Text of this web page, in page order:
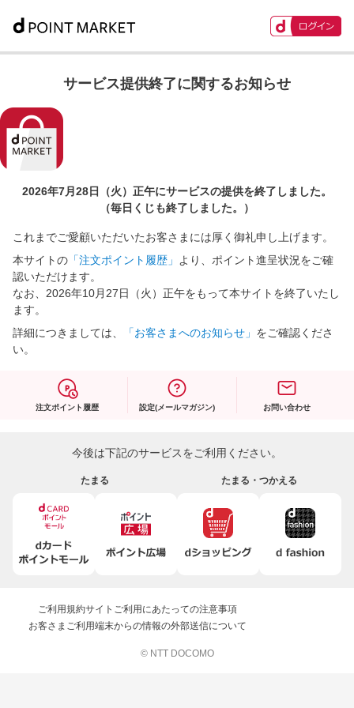
サービス提供終了に関するお知らせ
2026年7月28日（火）正午にサービスの提供を終了しました。
（毎日くじも終了しました。）
これまでご愛顧いただいたお客さまには厚く御礼申し上げます。
本サイトの 「注文ポイント履歴」
より、ポイント進呈状況をご確
認いただけます。
なお、2026年10月27日（火）正午をもって本サイトを終了いたし
ます。
詳細につきましては、
「お客さまへのお知らせ」 をご確認くださ
い。
注文ポイント履歴 設定(メールマガジン) お問い合わせ
今後は下記のサービスをご利用ください。
たまる たまる・つかえる
ご利用規約サイトご利用にあたっての注意事項
お客さまご利用端末からの情報の外部送信について
© NTT DOCOMO